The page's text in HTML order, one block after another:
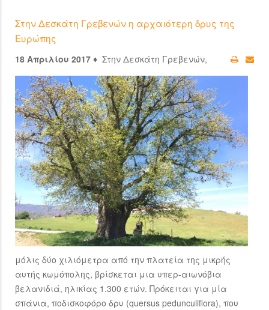
Στην Δεσκάτη Γρεβενών η αρχαιότερη δρυς της
Ευρώπης
18 Απριλίου 2017 ♦ Στην Δεσκάτη Γρεβενών,
μόλις δύο χιλιόμετρα από την πλατεία της μικρής
αυτής κωμόπολης, βρίσκεται μια υπερ-αιωνόβια
βελανιδιά, ηλικίας 1.300 ετών. Πρόκειται για μία
σπάνια, ποδισκοφόρο δρυ (quersus pedunculiflora), που